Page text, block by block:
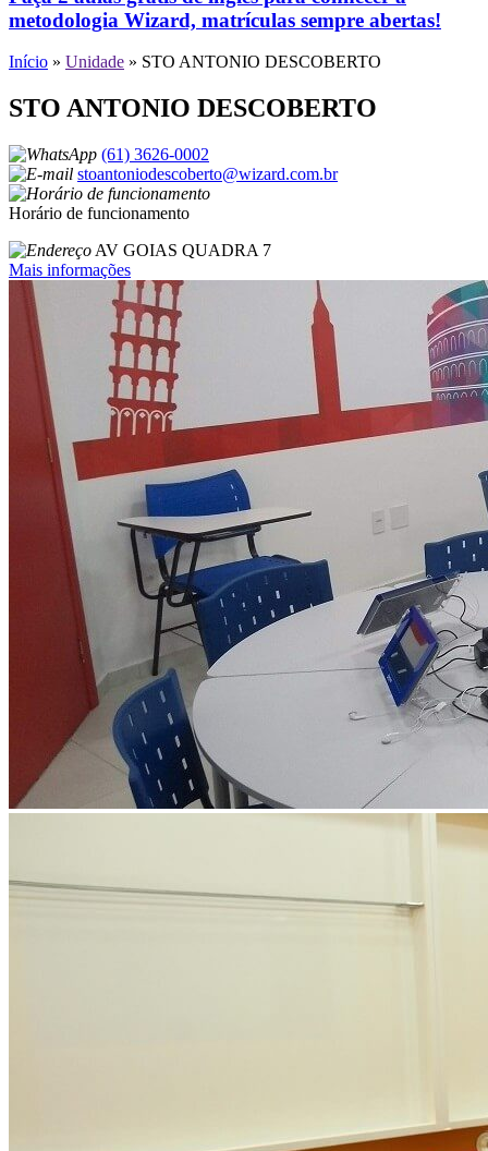
metodologia Wizard, matrículas sempre abertas!
Início » Unidade » STO ANTONIO DESCOBERTO
STO ANTONIO DESCOBERTO
(61) 3626-0002
stoantoniodescoberto@wizard.com.br
Horário de funcionamento
AV GOIAS QUADRA 7
Mais informações